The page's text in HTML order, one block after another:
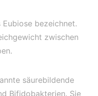
bezeichnet.
zwischen
säurebildende
Bifidobakterien. Sie